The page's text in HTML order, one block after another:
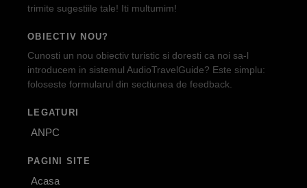
trimite sugestiile tale! Iti multumim!
OBIECTIV NOU?
Cunosti un nou obiectiv turistic si doresti ca noi sa-l
introducem in sistemul AudioTravelGuide? Este simplu:
foloseste formularul din sectiunea de feedback.
LEGATURI
ANPC
PAGINI SITE
Acasa